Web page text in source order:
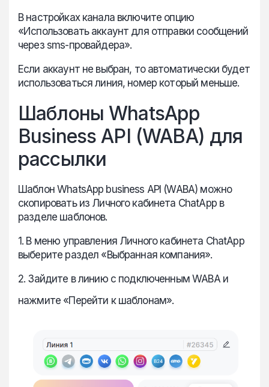
В настройках канала включите опцию
«Использовать аккаунт для отправки сообщений
через sms-провайдера».
Если аккаунт не выбран, то автоматически будет
использоваться линия, номер который меньше.
Шаблоны WhatsApp
Business API (WABA) для
рассылки
Шаблон WhatsApp business API (WABA) можно
скопировать из Личного кабинета ChatApp в
разделе шаблонов.
1. В меню управления Личного кабинета ChatApp
выберите раздел «Выбранная компания».
2. Зайдите в линию с подключенным WABA и
нажмите «Перейти к шаблонам».